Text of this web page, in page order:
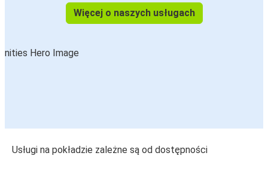
Więcej o naszych usługach
Usługi na pokładzie zależne są od dostępności